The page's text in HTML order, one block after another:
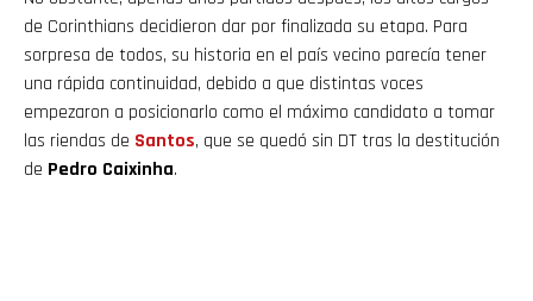
de Corinthians decidieron dar por finalizada su etapa. Para
sorpresa de todos, su historia en el país vecino parecía tener
una rápida continuidad, debido a que distintas voces
empezaron a posicionarlo como el máximo candidato a tomar
las riendas de Santos, que se quedó sin DT tras la destitución
de Pedro Caixinha.